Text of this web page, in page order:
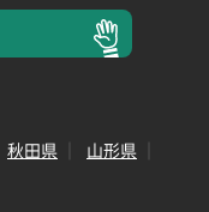
秋田県
山形県